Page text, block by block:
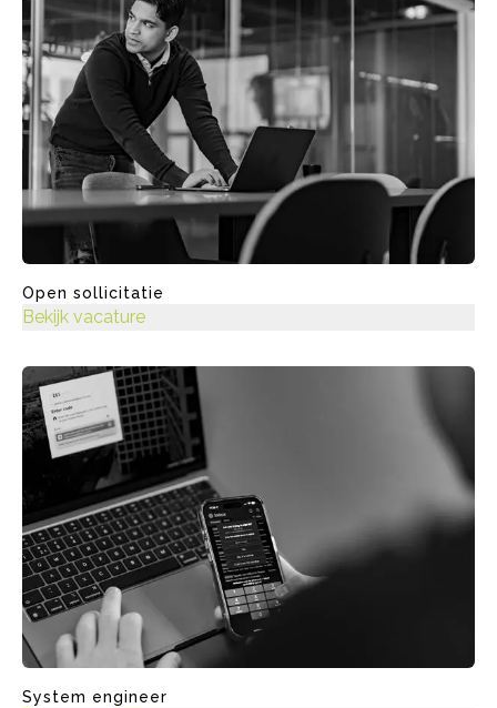
Open sollicitatie
Bekijk vacature
System engineer